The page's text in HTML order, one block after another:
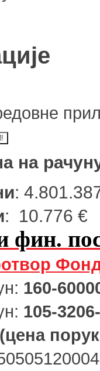
на
:
: 10.776 €
фин.
160-
105-
(цена